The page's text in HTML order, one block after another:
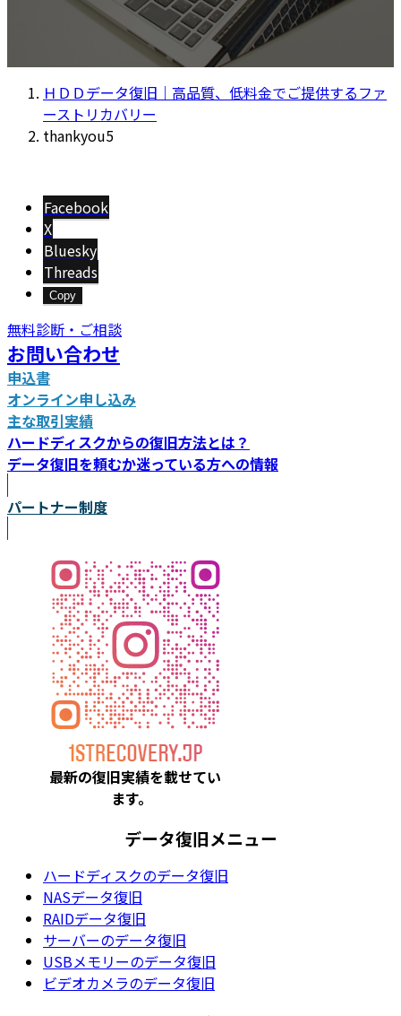
ＨＤＤデータ復旧｜高品質、低料金でご提供するファ
ーストリカバリー
thankyou5
Facebook
X
Bluesky
Threads
Copy
無料診断・ご相談
お問い合わせ
申込書
オンライン申し込み
主な取引実績
ハードディスクからの復旧方法とは？
データ復旧を頼むか迷っている方への情報
パートナー制度
最新の復旧実績を載せてい
ます。
データ復旧メニュー
ハードディスクのデータ復旧
NASデータ復旧
RAIDデータ復旧
サーバーのデータ復旧
USBメモリーのデータ復旧
ビデオカメラのデータ復旧